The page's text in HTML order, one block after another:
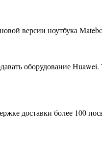
версии ноутбука
оборудование Huawei.
доставки более 100